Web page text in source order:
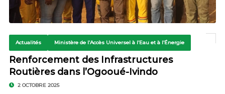
Actualités Ministère de l’Accès Universel à l’Eau et à l’Énergie
Renforcement des Infrastructures
Routières dans l’Ogooué-Ivindo
2 OCTOBRE 2025